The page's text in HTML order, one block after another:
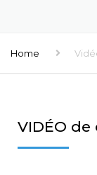
Home
VIDÉO